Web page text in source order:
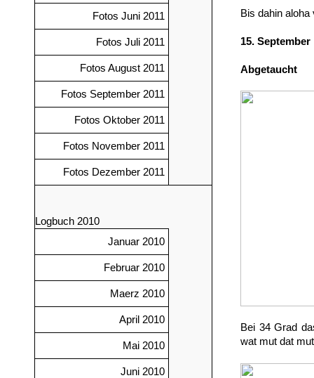
Fotos Juni 2011
Fotos Juli 2011
Fotos August 2011
Fotos September 2011
Fotos Oktober 2011
Fotos November 2011
Fotos Dezember 2011
Logbuch 2010
Januar 2010
Februar 2010
Maerz 2010
April 2010
Mai 2010
Juni 2010
Bis dahin
15. September
Abgetaucht
Bei 34 Grad
wat mut dat